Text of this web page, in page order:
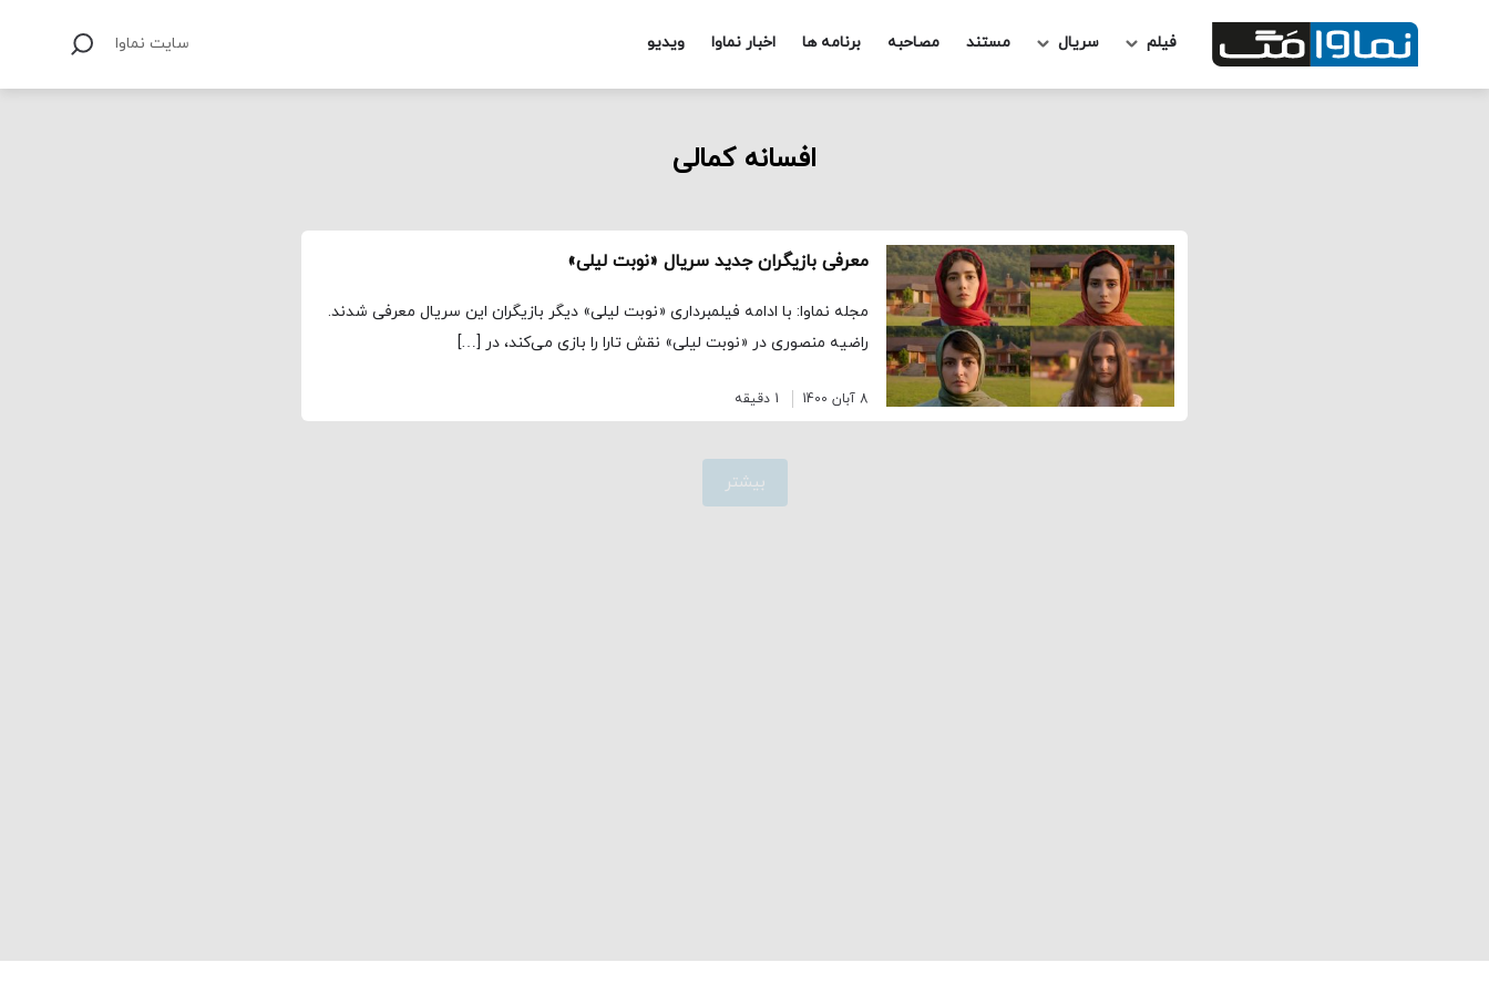
فیلم سریال مستند مصاحبه برنامه ها اخبار نماوا ویدیو سایت نماوا
افسانه کمالی
معرفی بازیگران جدید سریال «نوبت لیلی»
مجله نماوا: با ادامه فیلمبرداری «نوبت لیلی» دیگر بازیگران این سریال معرفی شدند.
راضیه منصوری در «نوبت لیلی» نقش تارا را بازی می‌کند، در […]
8 آبان 1400 1 دقیقه
بیشتر